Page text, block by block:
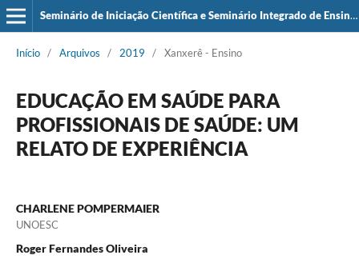
Seminário de Iniciação Científica e Seminário Integrado de Ensino, Pesquisa e Extensão (SIEPE)
Início / Arquivos / 2019 / Xanxerê - Ensino
EDUCAÇÃO EM SAÚDE PARA
PROFISSIONAIS DE SAÚDE: UM
RELATO DE EXPERIÊNCIA
CHARLENE POMPERMAIER
UNOESC
Roger Fernandes Oliveira